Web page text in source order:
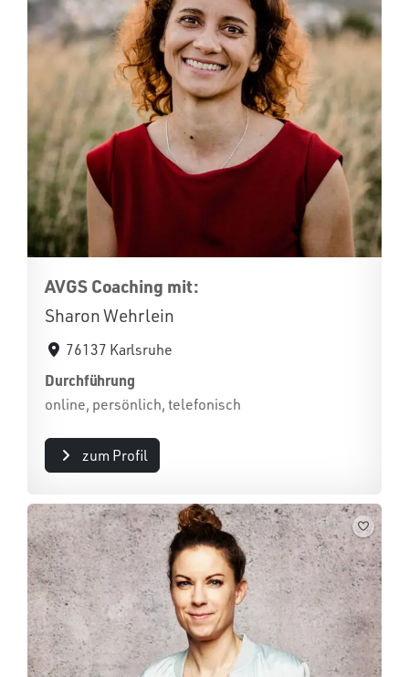
AVGS Coaching mit:
Sharon Wehrlein
76137 Karlsruhe
Durchführung
online, persönlich, telefonisch
zum Profil